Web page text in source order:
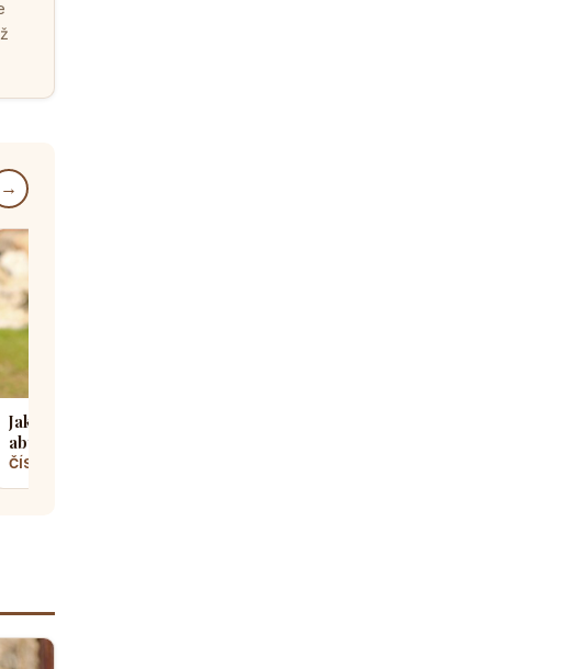
→
Jak správně socializovat štěně,
aby z něj vyrostl sebevědomý
a klidný pes
ČÍST VÍCE →